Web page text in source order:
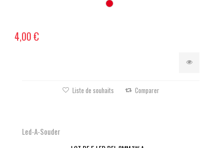
4,00 €
Liste de souhaits Comparer
Led-A-Souder